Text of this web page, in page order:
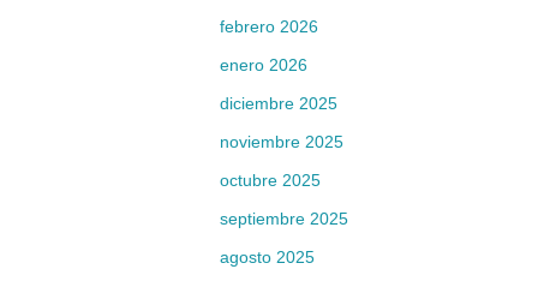
febrero 2026
enero 2026
diciembre 2025
noviembre 2025
octubre 2025
septiembre 2025
agosto 2025